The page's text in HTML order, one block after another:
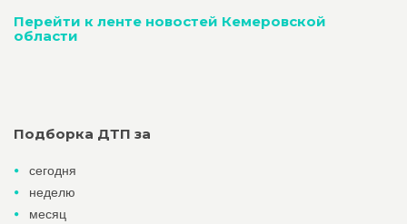
Перейти к ленте новостей Кемеровской
области
Подборка ДТП за
сегодня
неделю
месяц